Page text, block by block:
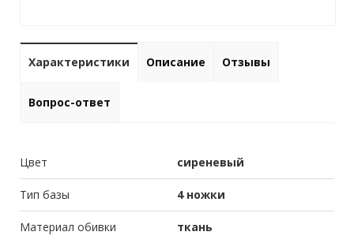
Характеристики Описание Отзывы
Вопрос-ответ
Цвет сиреневый
Тип базы 4 ножки
Материал обивки ткань